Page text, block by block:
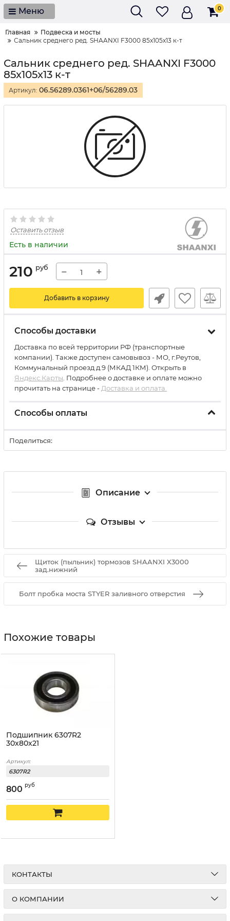
Меню 0
Главная
Подвеска и мосты
Сальник среднего ред. SHAANXI F3000 85x105x13 к-т
Сальник среднего ред. SHAANXI F3000
85x105x13 к-т
Артикул: 06.56289.0361+06/56289.03
Оставить отзыв
Есть в наличии
210 руб − +
Добавить в корзину
Способы доставки
Доставка по всей территории РФ (транспортные
компании). Также доступен самовывоз - МО, г.Реутов,
Коммунальный проезд д.9 (МКАД 1КМ). Открыть в
Яндекс.Карты . Подробнее о доставке и оплате можно
прочитать на странице - Доставка и оплата.
Способы оплаты
Поделиться:
Описание
Отзывы
Щиток (пыльник) тормозов SHAANXI X3000
зад.нижний
Болт пробка моста STYER заливного отверстия
Похожие товары
Подшипник 6307R2
30x80x21
Артикул:
6307R2
800 руб
КОНТАКТЫ
О КОМПАНИИ